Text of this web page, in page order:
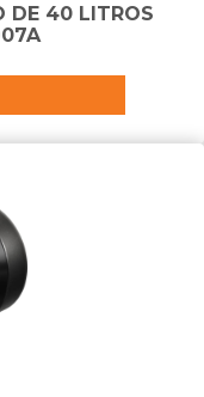
DE 40 LITROS